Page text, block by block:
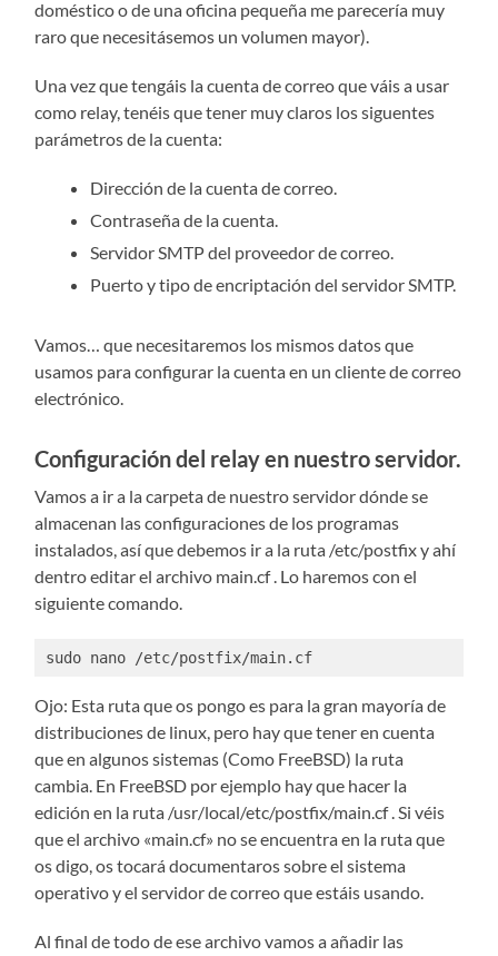
doméstico o de una oficina pequeña me parecería muy
raro que necesitásemos un volumen mayor).
Una vez que tengáis la cuenta de correo que váis a usar
como relay, tenéis que tener muy claros los siguentes
parámetros de la cuenta:
Dirección de la cuenta de correo.
Contraseña de la cuenta.
Servidor SMTP del proveedor de correo.
Puerto y tipo de encriptación del servidor SMTP.
Vamos… que necesitaremos los mismos datos que
usamos para configurar la cuenta en un cliente de correo
electrónico.
Configuración del relay en nuestro servidor.
Vamos a ir a la carpeta de nuestro servidor dónde se
almacenan las configuraciones de los programas
instalados, así que debemos ir a la ruta /etc/postfix y ahí
dentro editar el archivo main.cf . Lo haremos con el
siguiente comando.
sudo nano /etc/postfix/main.cf
Ojo: Esta ruta que os pongo es para la gran mayoría de
distribuciones de linux, pero hay que tener en cuenta
que en algunos sistemas (Como FreeBSD) la ruta
cambia. En FreeBSD por ejemplo hay que hacer la
edición en la ruta /usr/local/etc/postfix/main.cf . Si véis
que el archivo «main.cf» no se encuentra en la ruta que
os digo, os tocará documentaros sobre el sistema
operativo y el servidor de correo que estáis usando.
Al final de todo de ese archivo vamos a añadir las